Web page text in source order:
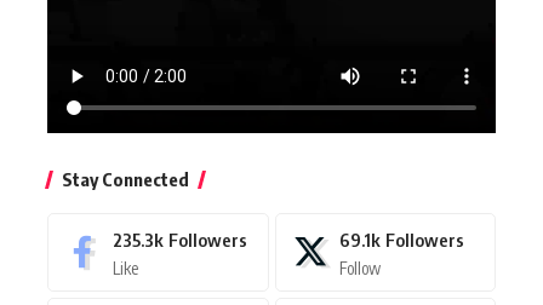
Stay Connected
235.3k Followers
Like
69.1k Followers
Follow